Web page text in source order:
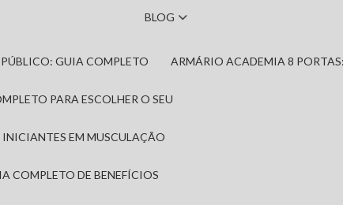
BLOG
PÚBLICO: GUIA COMPLETO ARMÁRIO ACADEMIA 8
PARA ESCOLHER O SEU
EM MUSCULAÇÃO
COMPLETO DE BENEFÍCIOS